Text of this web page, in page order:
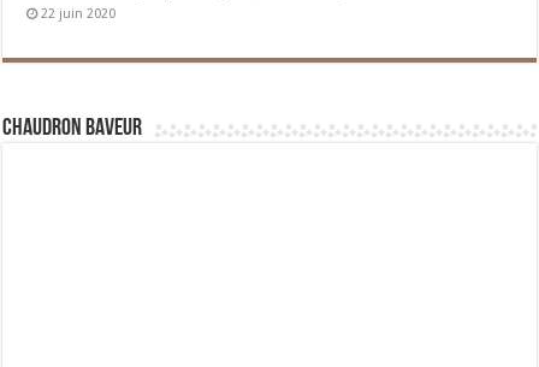
22 juin 2020
Chaudron Baveur